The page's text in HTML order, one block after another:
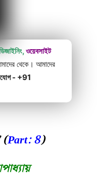
ওয়েবসাইট
থেকে। আমাদের
- +91
(Part: 8)